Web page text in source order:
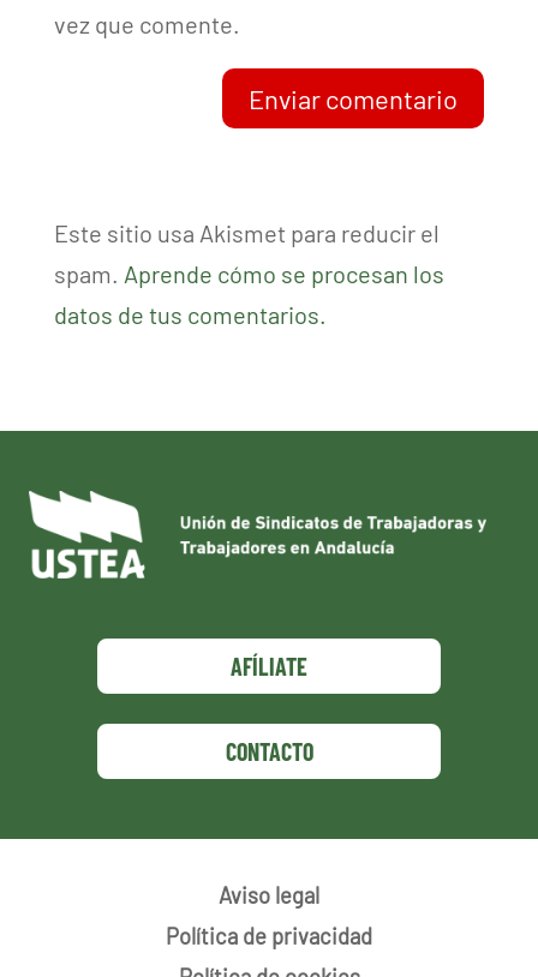
vez que comente.
Enviar comentario
Este sitio usa Akismet para reducir el
spam. Aprende cómo se procesan los
datos de tus comentarios.
AFÍLIATE
CONTACTO
Aviso legal
Política de privacidad